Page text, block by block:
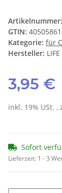
Artikelnummer:
GTIN:
Kategorie: für
Hersteller:
3,95 €
inkl. 19% USt. ,
Sofort
Lieferzeit: 1 - 3